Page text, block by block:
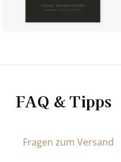
FAQ & Tipps
Fragen zum Versand